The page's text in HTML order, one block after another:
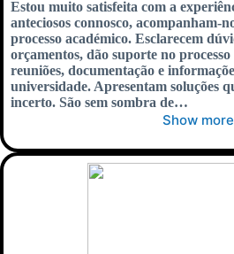
Estou muito satisfeita com a
anteciosos connosco, acompanham-
processo académico. Esclarecem
orçamentos, dão suporte no
reuniões, documentação e
universidade. Apresentam soluções
incerto. São sem sombra de…
Show more